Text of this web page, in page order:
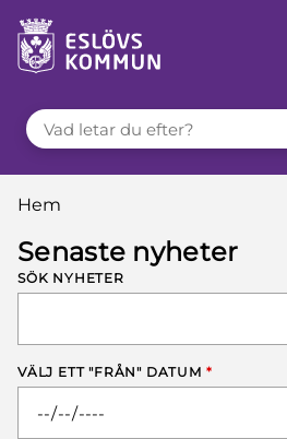
till innehåll
VAD LETAR DU EFTER?
Du är här:
Hem
Senaste nyheter
SÖK NYHETER
VÄLJ ETT "FRÅN" DATUM *